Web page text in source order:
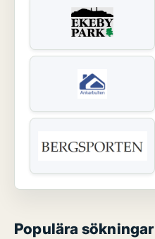
Populära sökningar